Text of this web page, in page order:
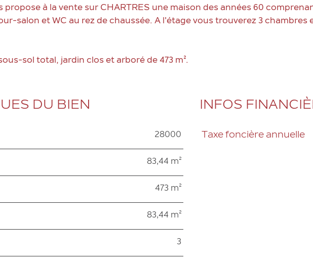
propose à la vente sur CHARTRES une maison des années 60
salon et WC au rez de chaussée. A l'étage vous trouverez 3 chambres
sol total, jardin clos et arboré de 473 m².
DU BIEN
28000
83,44 m²
473 m²
83,44 m²
3
INFOS
Caractéristiques Valeurs
Taxe foncière annuelle